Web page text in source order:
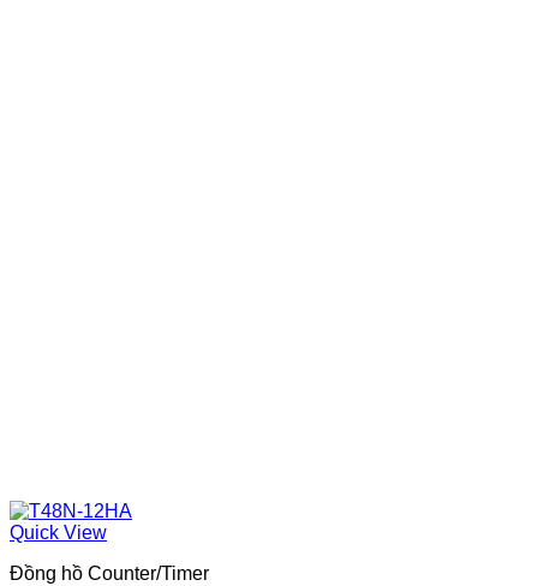
Quick View
Đồng hồ Counter/Timer